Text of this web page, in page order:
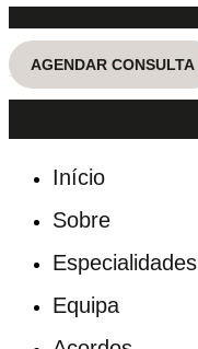
AGENDAR CONSULTA
Início
Sobre
Especialidades
Equipa